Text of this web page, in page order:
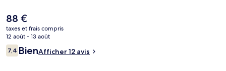
Internet gratuit.
Le
prix
actuel
est
de
88 €
taxes et frais compris
12 août - 13 août
Avis
voyageurs
7,47,4 sur 10
BienAfficher 12 avis